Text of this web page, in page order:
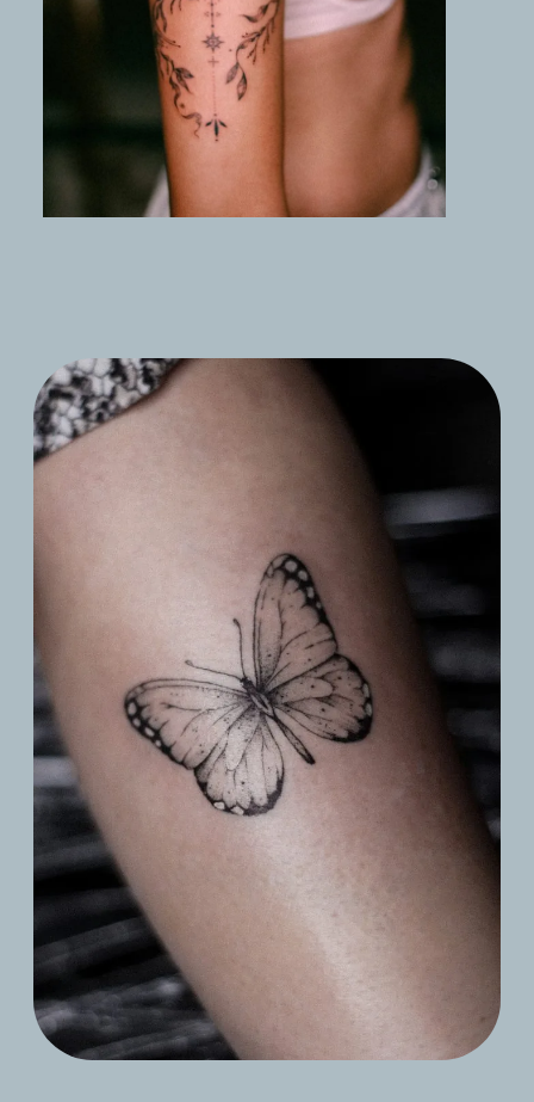
Slide 2 of 4